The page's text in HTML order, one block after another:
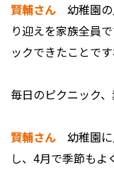
賢輔さん 幼稚園の
り迎えを家族全員
ックできたことです
――毎日のピクニック
賢輔さん 幼稚園に
し、4月で季節も